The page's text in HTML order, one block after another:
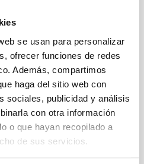
se usan para personalizar
ofrecer funciones de redes
Además, compartimos
haga del sitio web con
sociales, publicidad y análisis
con otra información
o que hayan recopilado a
de sus servicios.
populations of massive
noon provide powerful
quenching and stellar
Previous photometric
the cores of these
their outskirts. However,
break the age-metallicity
6 2026